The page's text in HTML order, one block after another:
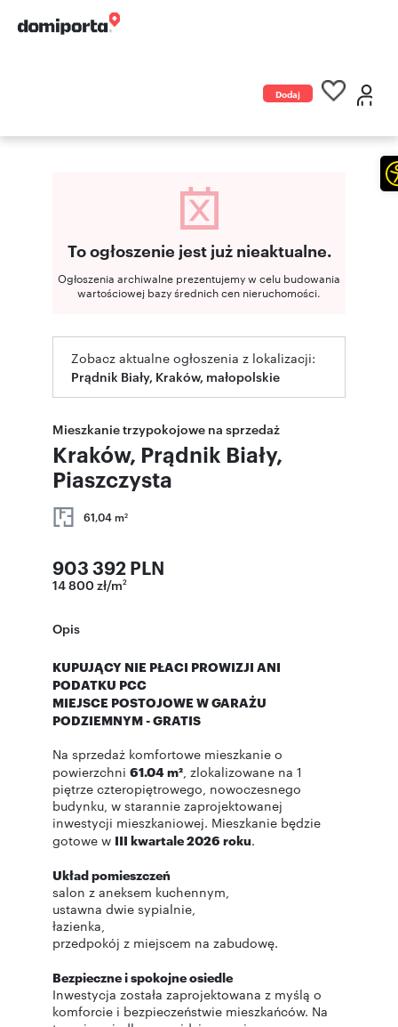
Dodaj
To ogłoszenie jest już nieaktualne.
Ogłoszenia archiwalne prezentujemy w celu budowania
wartościowej bazy średnich cen nieruchomości.
Zobacz aktualne ogłoszenia z lokalizacji:
Prądnik Biały, Kraków, małopolskie
Mieszkanie trzypokojowe na sprzedaż
Kraków, Prądnik Biały,
Piaszczysta
61,04 m2
903 392 PLN
14 800 zł/m2
Opis
KUPUJĄCY NIE PŁACI PROWIZJI ANI
PODATKU PCC
MIEJSCE POSTOJOWE W GARAŻU
PODZIEMNYM - GRATIS
Na sprzedaż komfortowe mieszkanie o
powierzchni 61.04 m², zlokalizowane na 1
piętrze czteropiętrowego, nowoczesnego
budynku, w starannie zaprojektowanej
inwestycji mieszkaniowej. Mieszkanie będzie
gotowe w III kwartale 2026 roku.
Układ pomieszczeń
salon z aneksem kuchennym,
ustawna dwie sypialnie,
łazienka,
przedpokój z miejscem na zabudowę.
Bezpieczne i spokojne osiedle
Inwestycja została zaprojektowana z myślą o
komforcie i bezpieczeństwie mieszkańców. Na